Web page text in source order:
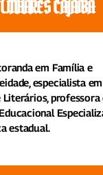
CAJAÍBA
em Família e
especialista
Literários, professora
estadual.